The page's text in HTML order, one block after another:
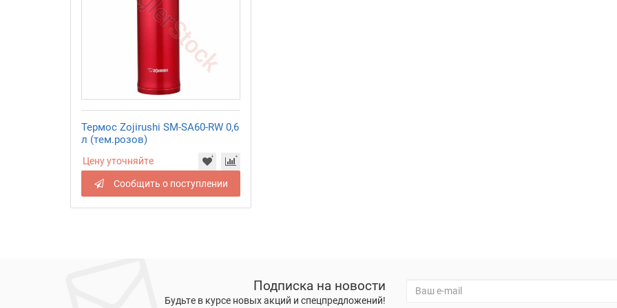
Термос Zojirushi SM-SA60-RW 0,6
л (тем.розов)
Цену уточняйте
Сообщить о поступлении
Подписка на новости
Будьте в курсе новых акций и спецпредложений!